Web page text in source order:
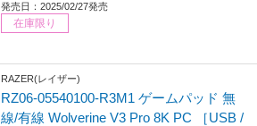
発売日：2025/02/27発売
在庫限り
RAZER(レイザー)
RZ06-05540100-R3M1 ゲームパッド 無
線/有線 Wolverine V3 Pro 8K PC ［USB /